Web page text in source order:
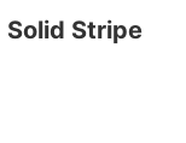
Solid Stripe